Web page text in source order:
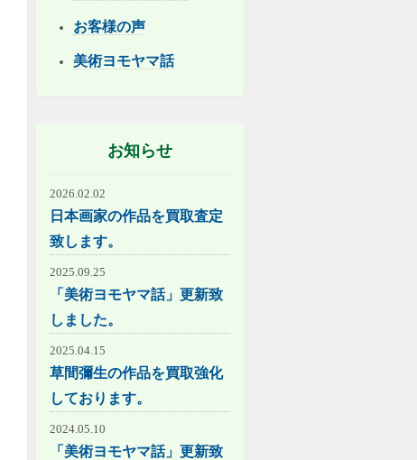
お客様の声
美術ヨモヤマ話
お知らせ
2026.02.02
日本画家の作品を買取査定
致します。
2025.09.25
「美術ヨモヤマ話」更新致
しました。
2025.04.15
草間彌生の作品を買取強化
しております。
2024.05.10
「美術ヨモヤマ話」更新致